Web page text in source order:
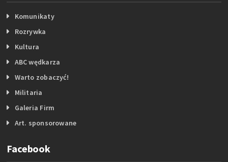
Komunikaty
Rozrywka
Kultura
ABC wędkarza
Warto zobaczyć!
Militaria
Galeria Firm
Art. sponsorowane
Facebook